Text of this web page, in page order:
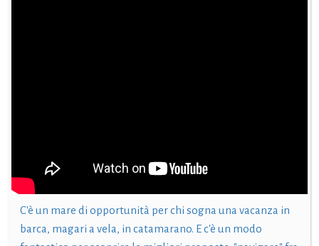
C'è un mare di opportunità per chi sogna una vacanza in
barca, magari a vela, in catamarano. E c'è un modo